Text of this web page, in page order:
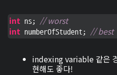
int ns; // worst
int numberOfStudent; // best
indexing variable 같은
현해도 좋다!